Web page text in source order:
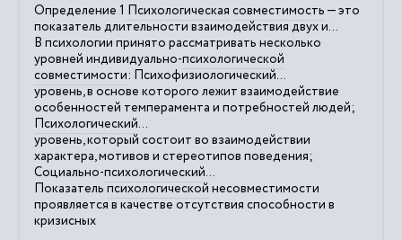
Определение 1 Психологическая совместимость — это
показатель длительности взаимодействия двух и...
В психологии принято рассматривать несколько
уровней индивидуально-психологической
совместимости: Психофизиологический...
уровень, в основе которого лежит взаимодействие
особенностей темперамента и потребностей людей;
Психологический...
уровень, который состоит во взаимодействии
характера, мотивов и стереотипов поведения;
Социально-психологический...
Показательпсихологической несовместимости
проявляется в качестве отсутствия способности в
кризисных